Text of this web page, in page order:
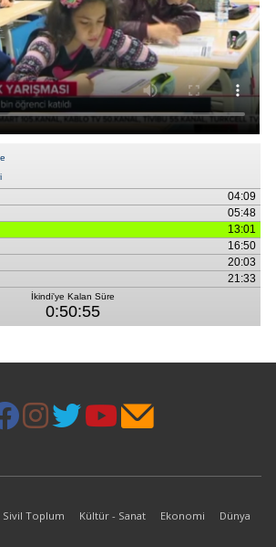
Sivil Toplum Kültür - Sanat Ekonomi Dünya